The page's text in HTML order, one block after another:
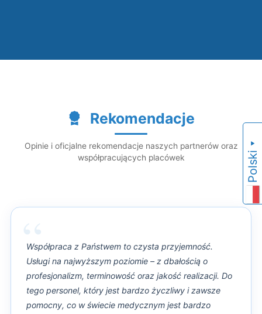
Polski
▼
Rekomendacje
Opinie i oficjalne rekomendacje naszych partnerów oraz
współpracujących placówek
“
Współpraca z Państwem to czysta przyjemność.
Usługi na najwyższym poziomie – z dbałością o
profesjonalizm, terminowość oraz jakość realizacji. Do
tego personel, który jest bardzo życzliwy i zawsze
pomocny, co w świecie medycznym jest bardzo